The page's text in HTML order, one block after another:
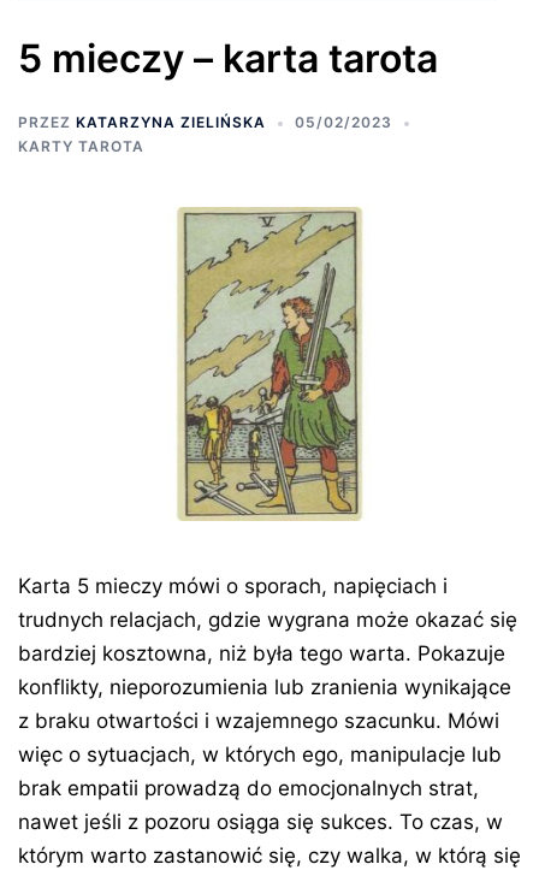
5 mieczy – karta tarota
PRZEZ KATARZYNA ZIELIŃSKA
05/02/2023
KARTY TAROTA
Karta 5 mieczy mówi o sporach, napięciach i
trudnych relacjach, gdzie wygrana może okazać się
bardziej kosztowna, niż była tego warta. Pokazuje
konflikty, nieporozumienia lub zranienia wynikające
z braku otwartości i wzajemnego szacunku. Mówi
więc o sytuacjach, w których ego, manipulacje lub
brak empatii prowadzą do emocjonalnych strat,
nawet jeśli z pozoru osiąga się sukces. To czas, w
którym warto zastanowić się, czy walka, w którą się